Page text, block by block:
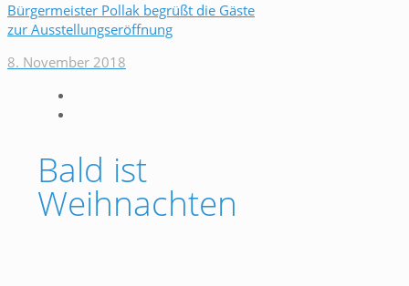
Bürgermeister Pollak begrüßt die Gäste
zur Ausstellungseröffnung
8. November 2018
Bald ist
Weihnachten